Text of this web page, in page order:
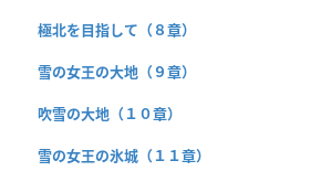
極北を目指して（８章）
雪の女王の大地（９章）
吹雪の大地（１０章）
雪の女王の氷城（１１章）